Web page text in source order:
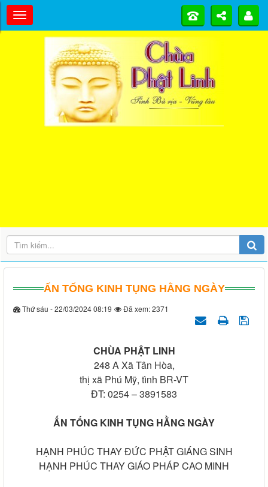
ẤN TỐNG KINH TỤNG HẰNG NGÀY
Thứ sáu - 22/03/2024 08:19 Đã xem: 2371
CHÙA PHẬT LINH
248 A Xã Tân Hòa,
thị xã Phú Mỹ, tình BR-VT
ĐT: 0254 – 3891583
ẤN TỐNG KINH TỤNG HẰNG NGÀY
HẠNH PHÚC THAY ĐỨC PHẬT GIÁNG SINH
HẠNH PHÚC THAY GIÁO PHÁP CAO MINH